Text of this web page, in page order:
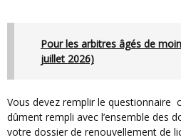
Pour les arbitres âgés de moins de 18 ans (au 1er
juillet 2026)
Vous devez remplir le questionnaire ci-dessous et le renvoyer
dûment rempli avec l’ensemble des
votre dossier de renouvellement de